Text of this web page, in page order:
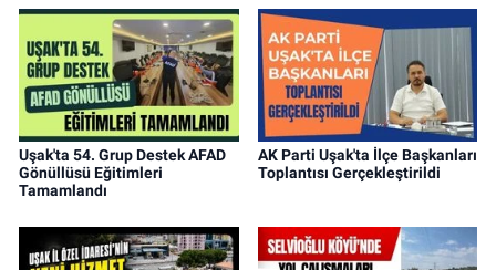
Uşak'ta 54. Grup Destek AFAD
Gönüllüsü Eğitimleri
Tamamlandı
AK Parti Uşak'ta İlçe Başkanları
Toplantısı Gerçekleştirildi